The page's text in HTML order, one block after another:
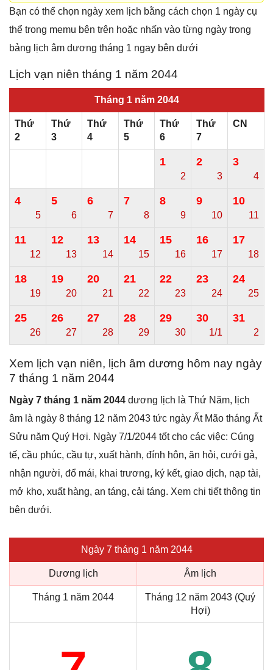
Bạn có thể chọn ngày xem lịch bằng cách chọn 1 ngày cụ
thể trong memu bên trên hoặc nhấn vào từng ngày trong
bảng lịch âm dương tháng 1 ngay bên dưới
Lịch vạn niên tháng 1 năm 2044
Tháng 1 năm 2044
Thứ
2
Thứ
3
Thứ
4
Thứ
5
Thứ
6
Thứ
7
CN
1
2
2
3
3
4
4
5
5
6
6
7
7
8
8
9
9
10
10
11
11
12
12
13
13
14
14
15
15
16
16
17
17
18
18
19
19
20
20
21
21
22
22
23
23
24
24
25
25
26
26
27
27
28
28
29
29
30
30
1/1
31
2
Xem lịch vạn niên, lịch âm dương hôm nay ngày
7 tháng 1 năm 2044
Ngày 7 tháng 1 năm 2044 dương lịch là Thứ Năm, lịch
âm là ngày 8 tháng 12 năm 2043 tức ngày Ất Mão tháng Ất
Sửu năm Quý Hợi. Ngày 7/1/2044 tốt cho các việc: Cúng
tế, cầu phúc, cầu tự, xuất hành, đính hôn, ăn hỏi, cưới gả,
nhận người, đổ mái, khai trương, ký kết, giao dịch, nạp tài,
mở kho, xuất hàng, an táng, cải táng. Xem chi tiết thông tin
bên dưới.
Ngày 7 tháng 1 năm 2044
Dương lịch Âm lịch
Tháng 1 năm 2044
Tháng 12 năm 2043 (Quý
Hợi)